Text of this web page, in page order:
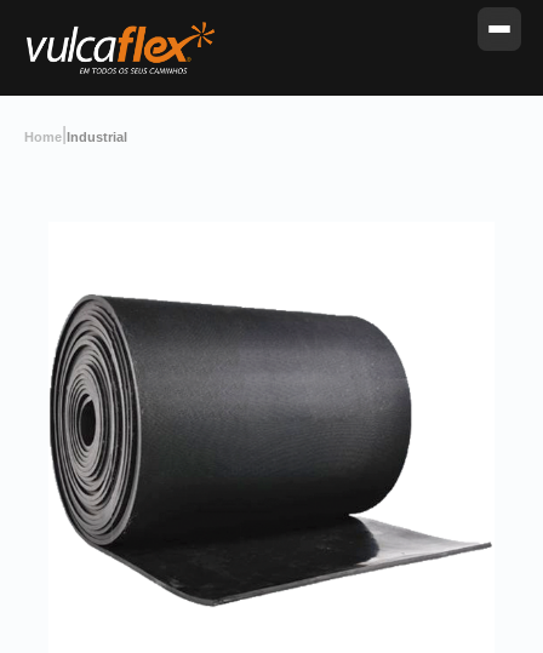
Home Industrial